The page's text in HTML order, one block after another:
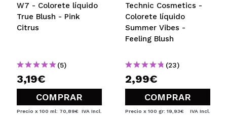
W7 - Colorete líquido
True Blush - Pink
Citrus
(5)
3,19€
COMPRAR
Precio x 100 ml: 70,89€ IVA Incl.
Technic Cosmetics -
Colorete líquido
Summer Vibes -
Feeling Blush
(23)
2,99€
COMPRAR
Precio x 100 gr: 19,93€ IVA Incl.